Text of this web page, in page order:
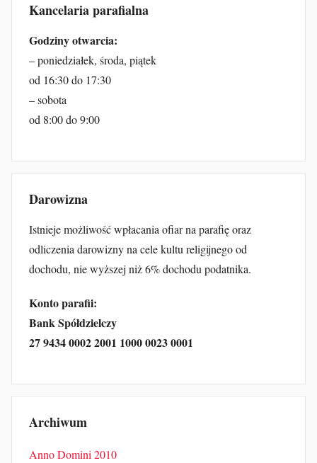
Kancelaria parafialna
Godziny otwarcia:
– poniedziałek, środa, piątek
od 16:30 do 17:30
– sobota
od 8:00 do 9:00
Darowizna
Istnieje możliwość wpłacania ofiar na parafię oraz
odliczenia darowizny na cele kultu religijnego od
dochodu, nie wyższej niż 6% dochodu podatnika.
Konto parafii:
Bank Spółdzielczy
27 9434 0002 2001 1000 0023 0001
Archiwum
Anno Domini 2010